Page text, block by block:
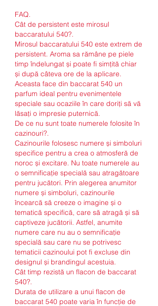
FAQ.
Cât de persistent este mirosul
baccaratului 540?.
Mirosul baccaratului 540 este extrem de
persistent. Aroma sa rămâne pe piele
timp îndelungat și poate fi simțită chiar
și după câteva ore de la aplicare.
Aceasta face din baccarat 540 un
parfum ideal pentru evenimentele
speciale sau ocaziile în care doriți să vă
lăsați o impresie puternică.
De ce nu sunt toate numerele folosite în
cazinouri?.
Cazinourile folosesc numere și simboluri
specifice pentru a crea o atmosferă de
noroc și excitare. Nu toate numerele au
o semnificație specială sau atragătoare
pentru jucători. Prin alegerea anumitor
numere și simboluri, cazinourile
încearcă să creeze o imagine și o
tematică specifică, care să atragă și să
captiveze jucătorii. Astfel, anumite
numere care nu au o semnificație
specială sau care nu se potrivesc
tematicii cazinoului pot fi excluse din
designul și brandingul acestuia.
Cât timp rezistă un flacon de baccarat
540?.
Durata de utilizare a unui flacon de
baccarat 540 poate varia în funcție de